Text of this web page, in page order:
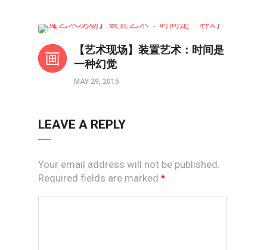
【艺术现场】装置艺术：时间是
一种幻觉
MAY 29, 2015
LEAVE A REPLY
Your email address will not be published.
Required fields are marked *